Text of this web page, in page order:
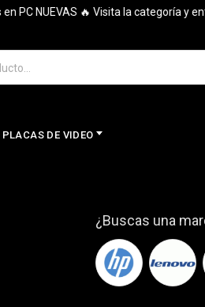
NUEVAS 🔥 Visita la categoría y
PLACAS DE VIDEO
¿Buscas una